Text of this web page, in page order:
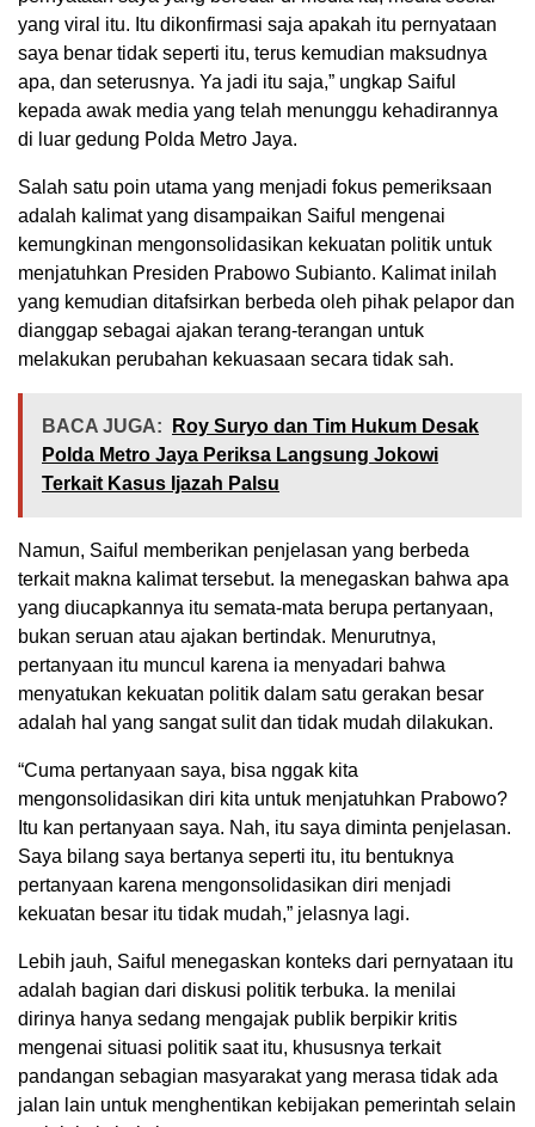
yang viral itu. Itu dikonfirmasi saja apakah itu pernyataan
saya benar tidak seperti itu, terus kemudian maksudnya
apa, dan seterusnya. Ya jadi itu saja,” ungkap Saiful
kepada awak media yang telah menunggu kehadirannya
di luar gedung Polda Metro Jaya.
Salah satu poin utama yang menjadi fokus pemeriksaan
adalah kalimat yang disampaikan Saiful mengenai
kemungkinan mengonsolidasikan kekuatan politik untuk
menjatuhkan Presiden Prabowo Subianto. Kalimat inilah
yang kemudian ditafsirkan berbeda oleh pihak pelapor dan
dianggap sebagai ajakan terang-terangan untuk
melakukan perubahan kekuasaan secara tidak sah.
BACA JUGA:
Roy Suryo dan Tim Hukum Desak
Polda Metro Jaya Periksa Langsung Jokowi
Terkait Kasus Ijazah Palsu
Namun, Saiful memberikan penjelasan yang berbeda
terkait makna kalimat tersebut. Ia menegaskan bahwa apa
yang diucapkannya itu semata-mata berupa pertanyaan,
bukan seruan atau ajakan bertindak. Menurutnya,
pertanyaan itu muncul karena ia menyadari bahwa
menyatukan kekuatan politik dalam satu gerakan besar
adalah hal yang sangat sulit dan tidak mudah dilakukan.
“Cuma pertanyaan saya, bisa nggak kita
mengonsolidasikan diri kita untuk menjatuhkan Prabowo?
Itu kan pertanyaan saya. Nah, itu saya diminta penjelasan.
Saya bilang saya bertanya seperti itu, itu bentuknya
pertanyaan karena mengonsolidasikan diri menjadi
kekuatan besar itu tidak mudah,” jelasnya lagi.
Lebih jauh, Saiful menegaskan konteks dari pernyataan itu
adalah bagian dari diskusi politik terbuka. Ia menilai
dirinya hanya sedang mengajak publik berpikir kritis
mengenai situasi politik saat itu, khususnya terkait
pandangan sebagian masyarakat yang merasa tidak ada
jalan lain untuk menghentikan kebijakan pemerintah selain